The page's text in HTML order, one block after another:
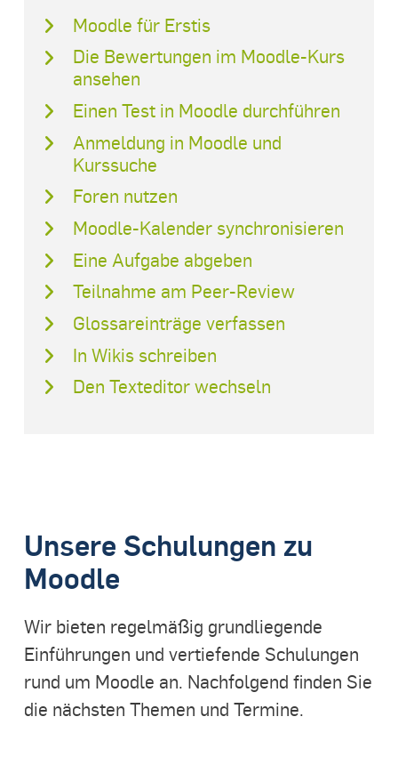
Moodle für Erstis
Die Bewertungen im Moodle-Kurs
ansehen
Einen Test in Moodle durchführen
Anmeldung in Moodle und
Kurssuche
Foren nutzen
Moodle-Kalender synchronisieren
Eine Aufgabe abgeben
Teilnahme am Peer-Review
Glossareinträge verfassen
In Wikis schreiben
Den Texteditor wechseln
Unsere Schulungen zu
Moodle
Wir bieten regelmäßig grundliegende
Einführungen und vertiefende Schulungen
rund um Moodle an. Nachfolgend finden Sie
die nächsten Themen und Termine.